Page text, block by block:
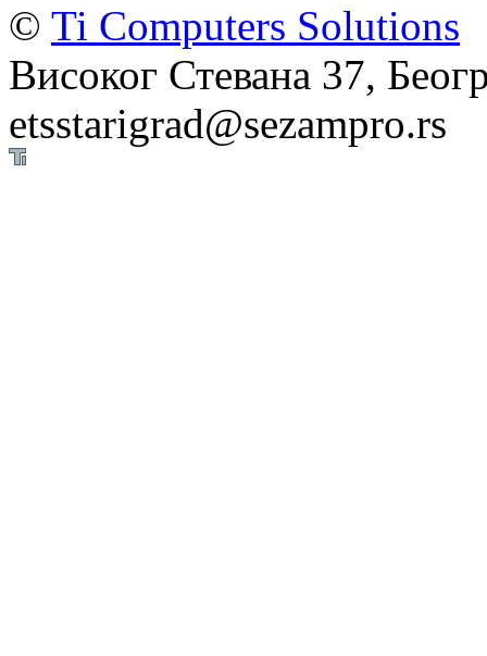
© Ti Computers Solutions
Високог Стевана 37,
etsstarigrad@sezampro.rs